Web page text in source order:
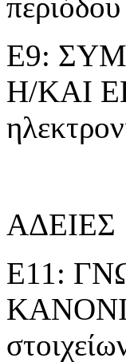
Ε9:
Η/ΚΑΙ
ΑΔΕΙΕΣ
Ε11: